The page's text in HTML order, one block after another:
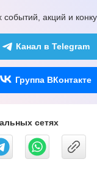
событий, акций и
Канал в Telegram
Группа ВКонтакте
сетях